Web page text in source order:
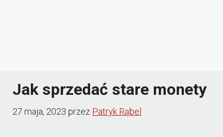
Jak sprzedać stare monety
27 maja, 2023 przez Patryk Rąbel